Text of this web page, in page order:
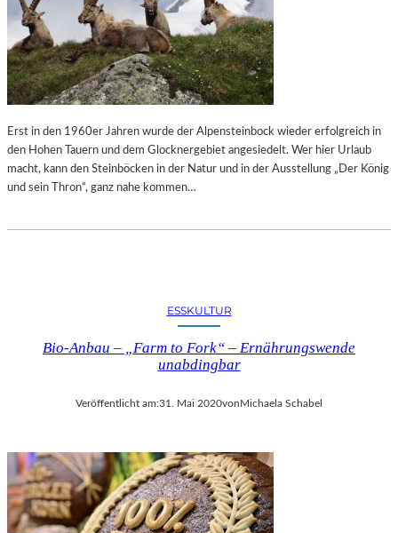
Erst in den 1960er Jahren wurde der Alpensteinbock wieder erfolgreich in
den Hohen Tauern und dem Glocknergebiet angesiedelt. Wer hier Urlaub
macht, kann den Steinböcken in der Natur und in der Ausstellung „Der König
und sein Thron“, ganz nahe kommen…
ESSKULTUR
Bio-Anbau – „Farm to Fork“ – Ernährungswende
unabdingbar
Veröffentlicht am:31. Mai 2020von Michaela Schabel